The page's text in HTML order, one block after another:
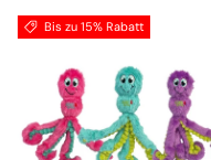
Bis zu 15% Rabatt